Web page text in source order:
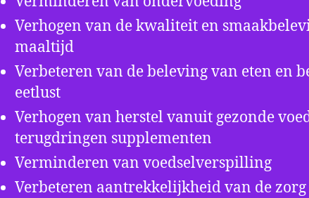
Verhogen van de kwaliteit en
maaltijd
Verbeteren van de beleving van eten en
eetlust
Verhogen van herstel vanuit gezonde
terugdringen supplementen
Verminderen van voedselverspilling
Verbeteren aantrekkelijkheid van de